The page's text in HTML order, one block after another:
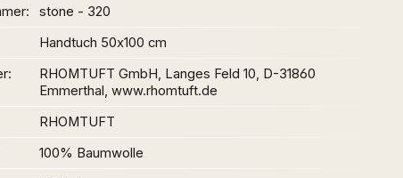
stone - 320
Handtuch 50x100 cm
RHOMTUFT GmbH, Langes Feld 10, D-31860
Emmerthal, www.rhomtuft.de
RHOMTUFT
100% Baumwolle